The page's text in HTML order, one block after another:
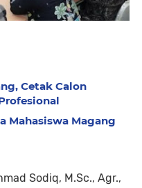
Cetak Calon
Mahasiswa Magang
Sodiq, M.Sc., Agr.,